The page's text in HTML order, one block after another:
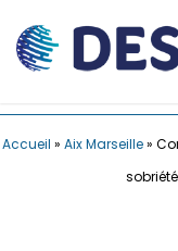
Accueil » Aix Marseille»